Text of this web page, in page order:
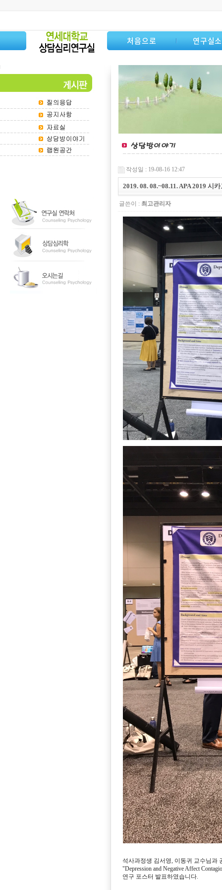
처음으로 연구실
작성일 : 19-08-16 12:47
2019. 08. 08.~08.11. APA 2019 시
글쓴이 : 최고관리자
석사과정생 김서영, 이동귀 교수님과
"Depression and Negative Affect
연구 포스터 발표하였습니다.